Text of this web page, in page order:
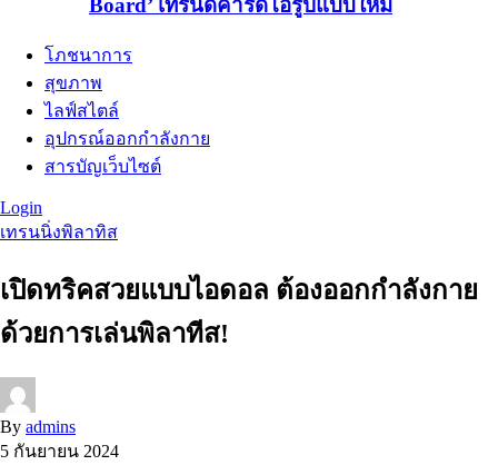
โภชนาการ
สุขภาพ
ไลฟ์สไตล์
อุปกรณ์ออกกำลังกาย
สารบัญเว็บไซต์
Login
เทรนนิ่งพิลาทิส
เปิดทริคสวยแบบไอดอล ต้องออกกำลังกาย
ด้วยการเล่นพิลาทีส!
By admins
5 กันยายน 2024